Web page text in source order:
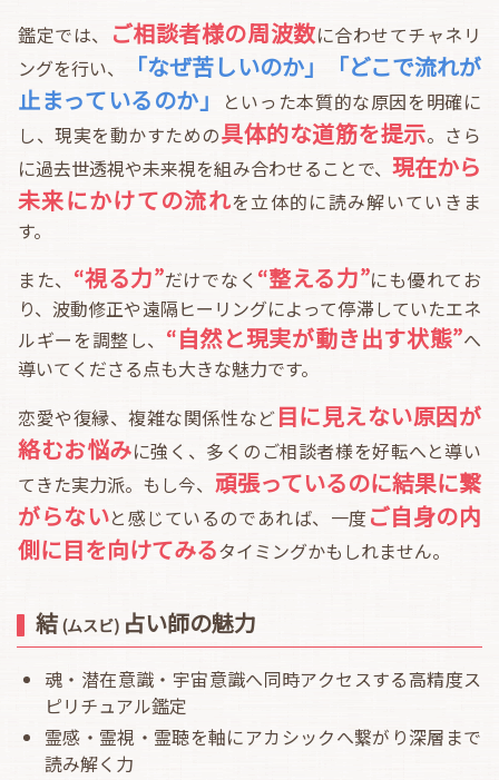
鑑定では、 ご相談者様の周波数に合わせてチャネリ
ングを行い、
「なぜ苦しいのか」「どこで流れが
止まっているのか」
といった本質的な原因を明確に
し、現実を動かすための具体的な道筋を提示。さら
に過去世透視や未来視を組み合わせることで、 現在から
未来にかけての流れを立体的に読み解いていきま
す。
また、 “視る力”だけでなく “整える力”にも優れてお
り、波動修正や遠隔ヒーリングによって停滞していたエネ
ルギーを調整し、 “自然と現実が動き出す状態”へ
導いてくださる点も大きな魅力です。
恋愛や復縁、複雑な関係性など目に見えない原因が
絡むお悩みに強く、多くのご相談者様を好転へと導い
てきた実力派。もし今、 頑張っているのに結果に繋
がらないと感じているのであれば、一度 ご自身の内
側に目を向けてみるタイミングかもしれません。
結 (ムスビ) 占い師の魅力
魂・潜在意識・宇宙意識へ同時アクセスする高精度ス
ピリチュアル鑑定
霊感・霊視・霊聴を軸にアカシックへ繋がり深層まで
読み解く力